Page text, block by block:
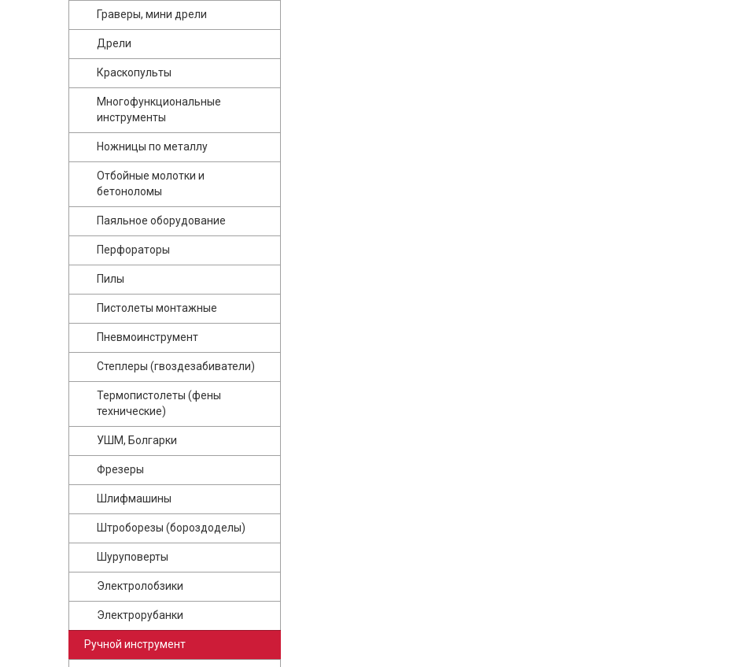
Граверы, мини дрели
Дрели
Краскопульты
Многофункциональные
инструменты
Ножницы по металлу
Отбойные молотки и
бетоноломы
Паяльное оборудование
Перфораторы
Пилы
Пистолеты монтажные
Пневмоинструмент
Степлеры (гвоздезабиватели)
Термопистолеты (фены
технические)
УШМ, Болгарки
Фрезеры
Шлифмашины
Штроборезы (бороздоделы)
Шуруповерты
Электролобзики
Электрорубанки
Ручной инструмент